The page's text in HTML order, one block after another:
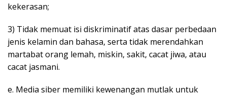
kekerasan;
3) Tidak memuat isi diskriminatif atas dasar perbedaan
jenis kelamin dan bahasa, serta tidak merendahkan
martabat orang lemah, miskin, sakit, cacat jiwa, atau
cacat jasmani.
e. Media siber memiliki kewenangan mutlak untuk